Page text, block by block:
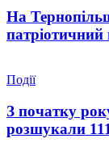
На
патріотичний
Події
З початку
розшукали